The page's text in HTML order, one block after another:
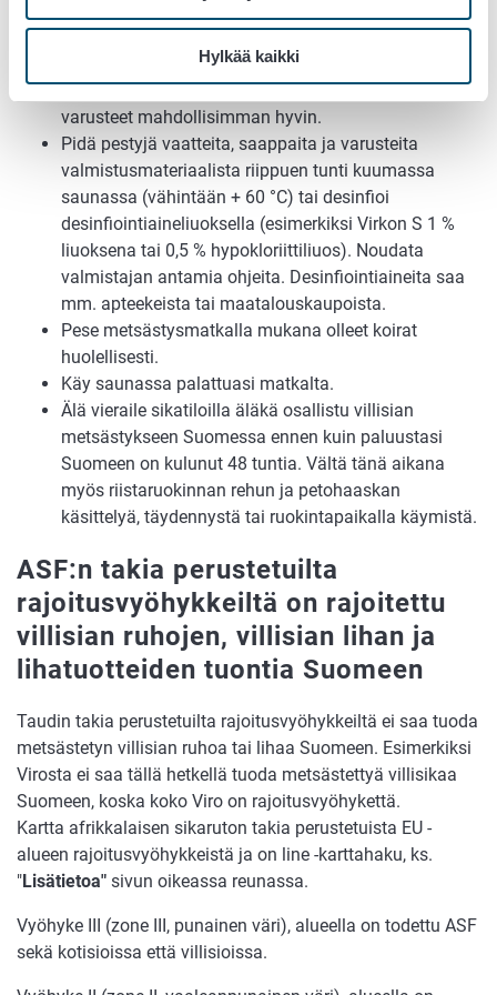
Hylkää kaikki
Pese käyttämäsi vaatteet pesuohjeen mukaisessa
korkeimmassa lämpötilassa. Pese ja puhdista omat
varusteesi, saappaat, kengät ja metsästyskoirien
varusteet mahdollisimman hyvin.
Pidä pestyjä vaatteita, saappaita ja varusteita
valmistusmateriaalista riippuen tunti kuumassa
saunassa (vähintään + 60 °C) tai desinfioi
desinfiointiaineliuoksella (esimerkiksi Virkon S 1 %
liuoksena tai 0,5 % hypokloriittiliuos). Noudata
valmistajan antamia ohjeita. Desinfiointiaineita saa
mm. apteekeista tai maatalouskaupoista.
Pese metsästysmatkalla mukana olleet koirat
huolellisesti.
Käy saunassa palattuasi matkalta.
Älä vieraile sikatiloilla äläkä osallistu villisian
metsästykseen Suomessa ennen kuin paluustasi
Suomeen on kulunut 48 tuntia. Vältä tänä aikana
myös riistaruokinnan rehun ja petohaaskan
käsittelyä, täydennystä tai ruokintapaikalla käymistä.
ASF:n takia perustetuilta
rajoitusvyöhykkeiltä on rajoitettu
villisian ruhojen, villisian lihan ja
lihatuotteiden tuontia Suomeen
Taudin takia perustetuilta rajoitusvyöhykkeiltä ei saa tuoda
metsästetyn villisian ruhoa tai lihaa Suomeen. Esimerkiksi
Virosta ei saa tällä hetkellä tuoda metsästettyä villisikaa
Suomeen, koska koko Viro on rajoitusvyöhykettä.
Kartta afrikkalaisen sikaruton takia perustetuista EU -
alueen rajoitusvyöhykkeistä ja on line -karttahaku, ks.
"Lisätietoa" sivun oikeassa reunassa.
Vyöhyke III (zone III, punainen väri), alueella on todettu ASF
sekä kotisioissa että villisioissa.